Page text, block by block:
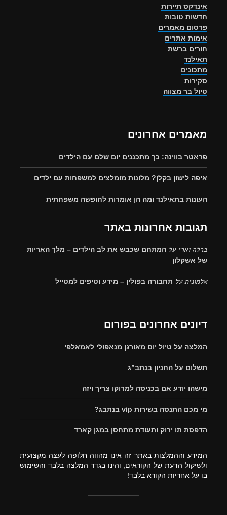
אינדקס תיירות
חדשות טובות
פרסום מאמרים
אימות אתרים
חורים ברשת
תאילנד
מתכונים
סקירות
טיול בר מצווה
מאמרים אחרונים
פראטר בווינה: כך מתכננים יום שלם עם הילדים
איפה לישון בקלן? מלונות מומלצים למשפחות עם ילדים
העונות בתאילנד ומה הן אומרות לחופשה משפחתית
תגובות אחרונות באתר
ברלה וארי על המתחם שכבש את לב הילדים – מלך האריות
של אשקלון
אלמוניתעל תחבורה בפולין – מידע וטיפים למטייל
דיונים אחרונים בפורום
המלצה על טיול יום מאורגן מנאפולי לאמאלפי
תשלום על החניון בנתב”ג
מישהו יודע אם בכניסה למרוקו צריך ויזה
מי מכם התנסה בשירות vip בנתבג?
הדפסת תו ירוק ותעודת מתחסן במגן קארד
המידע וההמלצות באתר זה אינו מהווה חלופה לעצה מקצועית
ולשיקול הדעת של הקוראים, והינו בגדר המלצה בלבד והשימוש
בו על אחריות הקורא בלבד!